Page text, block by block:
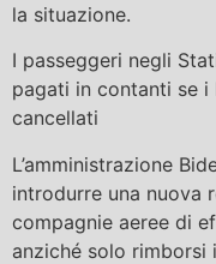
la situazione.
I passeggeri negli
pagati in contanti se
cancellati
L’amministrazione
introdurre una nuova
compagnie aeree di
anziché solo rimborsi